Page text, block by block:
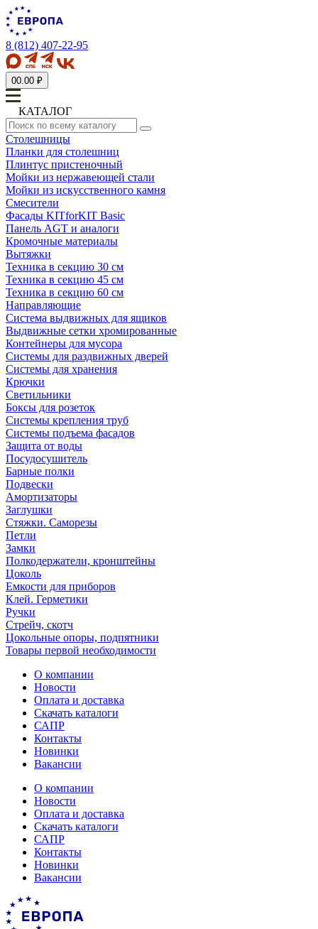
8 (812) 407-22-95
00.00 ₽
КАТАЛОГ
Столешницы
Планки для столешниц
Плинтус пристеночный
Мойки из нержавеющей стали
Мойки из искусственного камня
Смесители
Фасады KITforKIT Basic
Панель AGT и аналоги
Кромочные материалы
Вытяжки
Техника в секцию 30 см
Техника в секцию 45 см
Техника в секцию 60 см
Направляющие
Система выдвижных для ящиков
Выдвижные сетки хромированные
Контейнеры для мусора
Системы для раздвижных дверей
Системы для хранения
Крючки
Светильники
Боксы для розеток
Системы крепления труб
Системы подъема фасадов
Защита от воды
Посудосушитель
Барные полки
Подвески
Амортизаторы
Заглушки
Стяжки. Саморезы
Петли
Замки
Полкодержатели, кронштейны
Цоколь
Емкости для приборов
Клей. Герметики
Ручки
Стрейч, скотч
Цокольные опоры, подпятники
Товары первой необходимости
О компании
Новости
Оплата и доставка
Скачать каталоги
САПР
Контакты
Новинки
Вакансии
О компании
Новости
Оплата и доставка
Скачать каталоги
САПР
Контакты
Новинки
Вакансии